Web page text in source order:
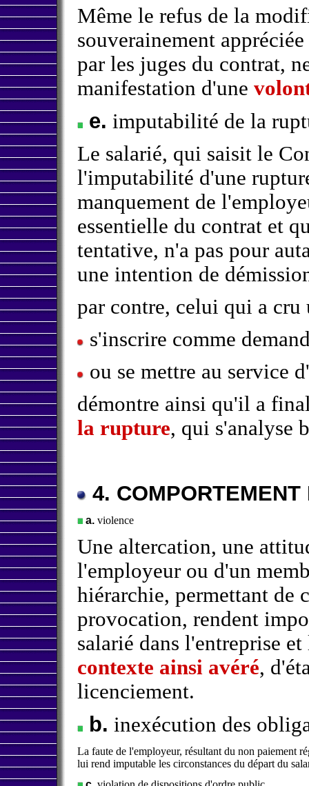
Même le refus de la
souverainement
par les juges du contrat,
manifestation d'une
e. imputabilité de la
Le salarié, qui saisit le
l'imputabilité d'une
manquement de
essentielle du contrat et
tentative, n'a pas pour
une intention de
par contre, celui qui a cru
s'inscrire comme
ou se mettre au service
démontre ainsi qu'il a
la rupture, qui s'analyse
4.
a.violence
Une altercation, une
l'employeur ou d'un
hiérarchie, permettant de
provocation, rendent
salarié dans l'entreprise
contexte ainsi avéré,
licenciement.
b. inexécution des
La faute de l'employeur, résultant du non paiement
lui rend imputable les circonstances du départ du